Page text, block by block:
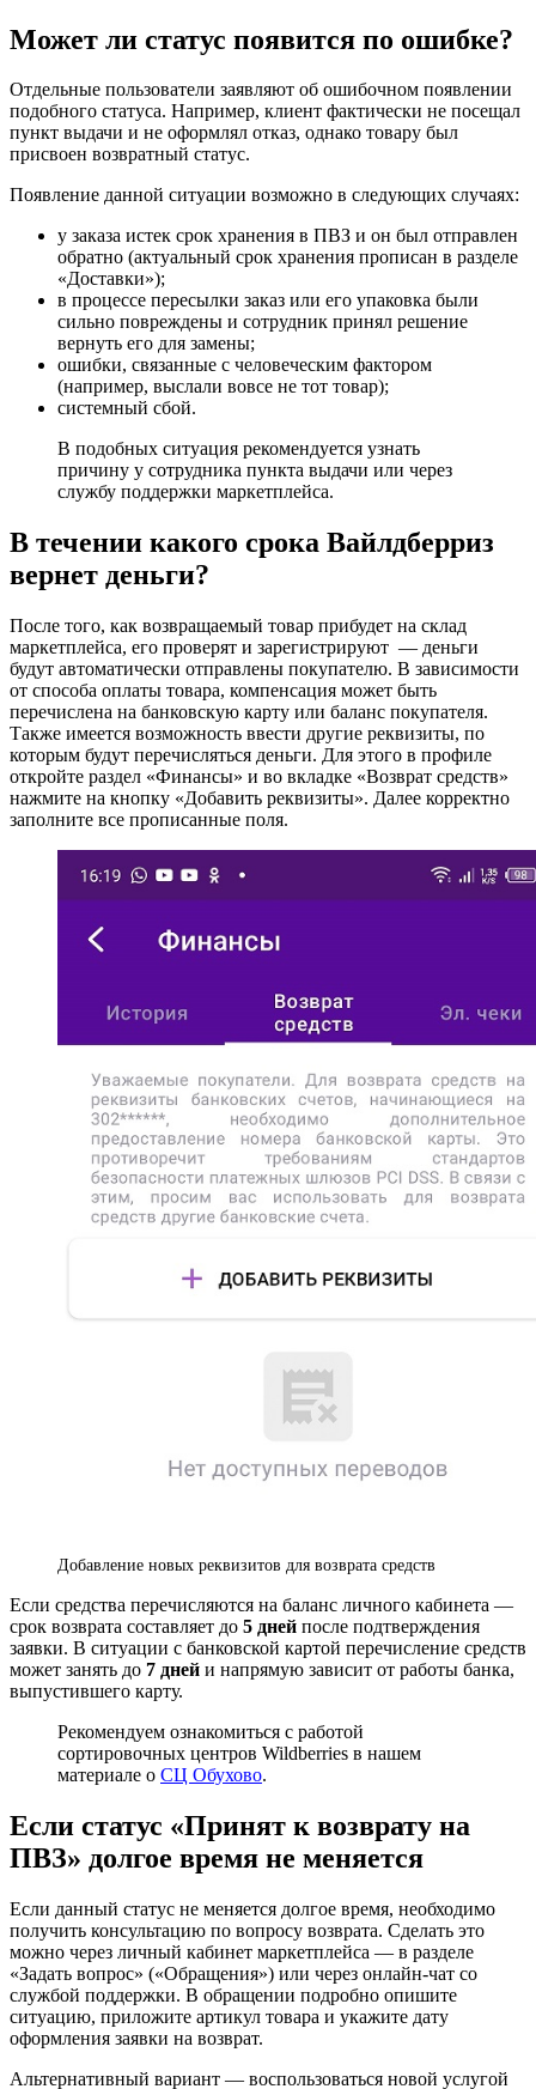
Может ли статус появится по ошибке?
Отдельные пользователи заявляют об ошибочном появлении
подобного статуса. Например, клиент фактически не посещал
пункт выдачи и не оформлял отказ, однако товару был
присвоен возвратный статус.
Появление данной ситуации возможно в следующих случаях:
у заказа истек срок хранения в ПВЗ и он был отправлен
обратно (актуальный срок хранения прописан в разделе
«Доставки»);
в процессе пересылки заказ или его упаковка были
сильно повреждены и сотрудник принял решение
вернуть его для замены;
ошибки, связанные с человеческим фактором
(например, выслали вовсе не тот товар);
системный сбой.
В подобных ситуация рекомендуется узнать
причину у сотрудника пункта выдачи или через
службу поддержки маркетплейса.
В течении какого срока Вайлдберриз
вернет деньги?
После того, как возвращаемый товар прибудет на склад
маркетплейса, его проверят и зарегистрируют — деньги
будут автоматически отправлены покупателю. В зависимости
от способа оплаты товара, компенсация может быть
перечислена на банковскую карту или баланс покупателя.
Также имеется возможность ввести другие реквизиты, по
которым будут перечисляться деньги. Для этого в профиле
откройте раздел «Финансы» и во вкладке «Возврат средств»
нажмите на кнопку «Добавить реквизиты». Далее корректно
заполните все прописанные поля.
Добавление новых реквизитов для возврата средств
Если средства перечисляются на баланс личного кабинета —
срок возврата составляет до 5 дней после подтверждения
заявки. В ситуации с банковской картой перечисление средств
может занять до 7 дней и напрямую зависит от работы банка,
выпустившего карту.
Рекомендуем ознакомиться с работой
сортировочных центров Wildberries в нашем
материале о СЦ Обухово.
Если статус «Принят к возврату на
ПВЗ» долгое время не меняется
Если данный статус не меняется долгое время, необходимо
получить консультацию по вопросу возврата. Сделать это
можно через личный кабинет маркетплейса — в разделе
«Задать вопрос» («Обращения») или через онлайн-чат со
службой поддержки. В обращении подробно опишите
ситуацию, приложите артикул товара и укажите дату
оформления заявки на возврат.
Альтернативный вариант — воспользоваться новой услугой